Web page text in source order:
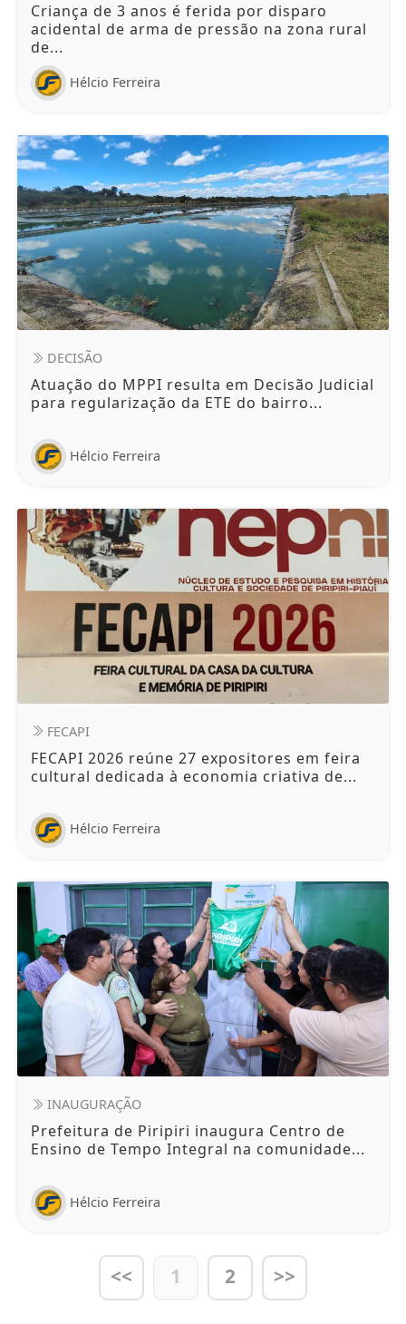
Criança de 3 anos é ferida por disparo
acidental de arma de pressão na zona rural
de...
Hélcio Ferreira
DECISÃO
Atuação do MPPI resulta em Decisão Judicial
para regularização da ETE do bairro...
Hélcio Ferreira
FECAPI
FECAPI 2026 reúne 27 expositores em feira
cultural dedicada à economia criativa de...
Hélcio Ferreira
INAUGURAÇÃO
Prefeitura de Piripiri inaugura Centro de
Ensino de Tempo Integral na comunidade...
Hélcio Ferreira
<< 1 2 >>